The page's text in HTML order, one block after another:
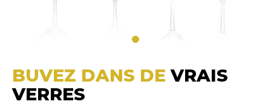
BUVEZ DANS DEVRAIS
VERRES